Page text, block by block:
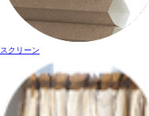
スクリーン